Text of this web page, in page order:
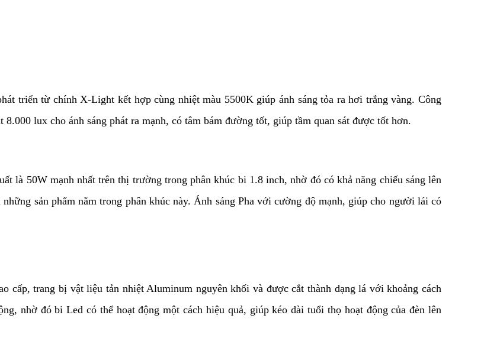
triển từ chính X-Light kết hợp cùng nhiệt màu 5500K giúp ánh sáng tỏa ra hơi trắng vàng. Công
lux cho ánh sáng phát ra mạnh, có tâm bám đường tốt, giúp tầm quan sát được tốt hơn.
là 50W mạnh nhất trên thị trường trong phân khúc bi 1.8 inch, nhờ đó có khả năng chiếu sáng lên
sản phẩm nằm trong phân khúc này. Ánh sáng Pha với cường độ mạnh, giúp cho người lái có
cấp, trang bị vật liệu tản nhiệt Aluminum nguyên khối và được cắt thành dạng lá với khoảng cách
nhờ đó bi Led có thể hoạt động một cách hiệu quả, giúp kéo dài tuổi thọ hoạt động của đèn lên